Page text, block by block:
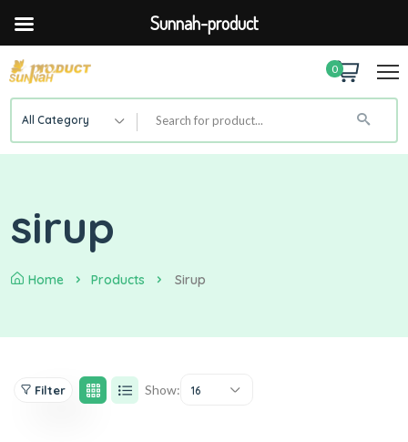
0
All Category
sirup
Home Products Sirup
Filter Show: 16
Sunnah-product